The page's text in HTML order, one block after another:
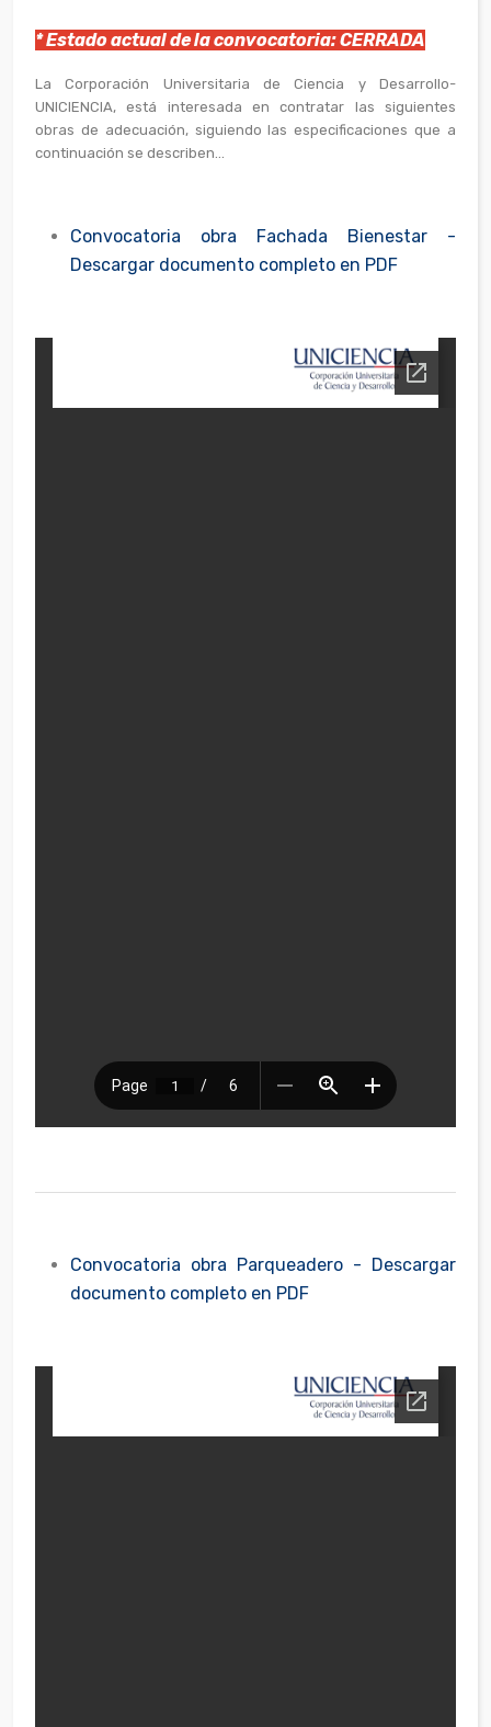
* Estado actual de la convocatoria: CERRADA
La Corporación Universitaria de Ciencia y Desarrollo-
UNICIENCIA, está interesada en contratar las siguientes
obras de adecuación, siguiendo las especificaciones que a
continuación se describen...
Convocatoria obra Fachada Bienestar -
Descargar documento completo en PDF
Convocatoria obra Parqueadero - Descargar
documento completo en PDF